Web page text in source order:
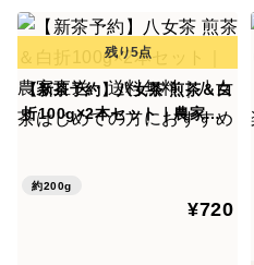
【新茶予約】八女茶 煎茶＆白
折100g×2本セット｜農家直
約200g
¥720